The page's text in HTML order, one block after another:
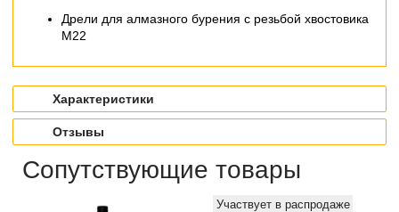
Дрели для алмазного бурения с резьбой хвостовика
M22
Характеристики
Отзывы
Сопутствующие товары
Участвует в распродаже